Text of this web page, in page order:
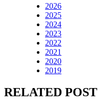
2026
2025
2024
2023
2022
2021
2020
2019
RELATED POST